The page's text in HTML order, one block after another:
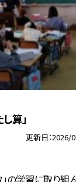
算」
更新日 2026/
の学習に取り組